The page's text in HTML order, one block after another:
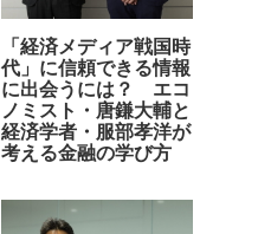
「経済メディア戦国時
代」に信頼できる情報
に出会うには？ エコ
ノミスト・唐鎌大輔と
経済学者・服部孝洋が
考える金融の学び方